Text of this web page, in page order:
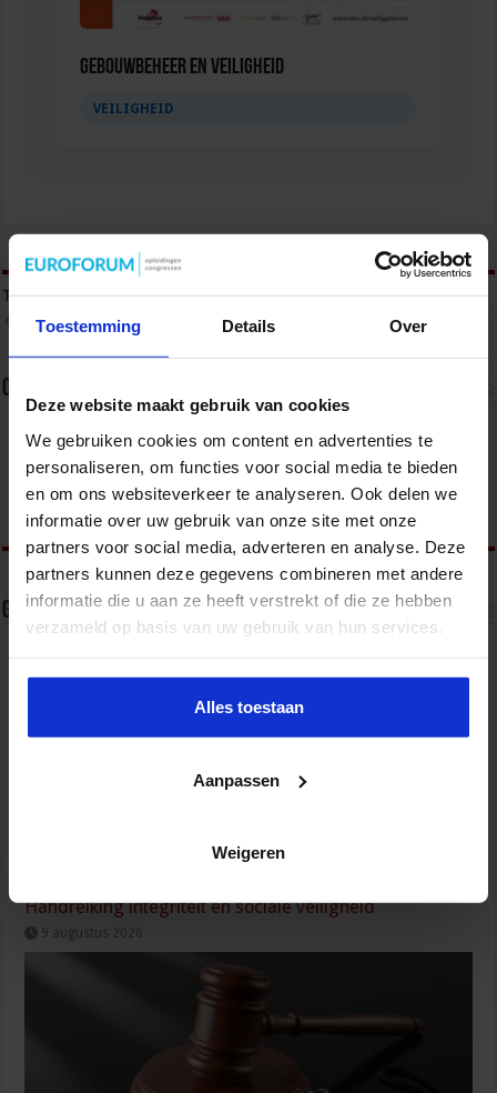
Toestemming Details Over
Deze website maakt gebruik van cookies
We gebruiken cookies om content en advertenties te
personaliseren, om functies voor social media te bieden
en om ons websiteverkeer te analyseren. Ook delen we
informatie over uw gebruik van onze site met onze
partners voor social media, adverteren en analyse. Deze
partners kunnen deze gegevens combineren met andere
informatie die u aan ze heeft verstrekt of die ze hebben
verzameld op basis van uw gebruik van hun services.
Alles toestaan
Aanpassen
Weigeren
Gebouwbeheer en veiligheid
VEILIGHEID
Tags ARBEIDSINSPECTIE ARBEIDSONGEVALLEN
GHSE MANAGER
QHSE
QHSE-BELEID VEILIGHEID IN DE ORGANISATIE
Over sbo
Het Studiecentrum voor Bedrijf en Overheid (SBO)
congressen over o.a. onderwijs, veiligheid, milieu
& RO, zorg, bouw & infra en overheid.
Gerelateerde Artikelen
Handreiking integriteit en sociale veiligheid
9 augustus 2026